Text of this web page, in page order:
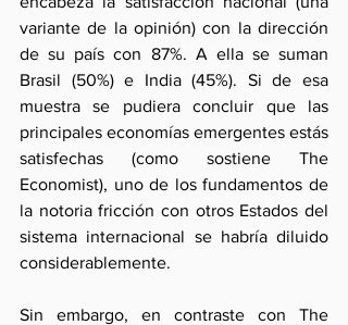
variante de la opinión) con la dirección
de su país con 87%. A ella se suman
Brasil (50%) e India (45%). Si de esa
muestra se pudiera concluir que las
principales economías emergentes estás
satisfechas (como sostiene The
Economist), uno de los fundamentos de
la notoria fricción con otros Estados del
sistema internacional se habría diluido
considerablemente.
Sin embargo, en contraste con The